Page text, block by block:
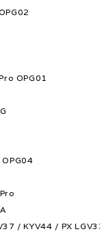
OPG01
OPG04
/ KYV44 / PX